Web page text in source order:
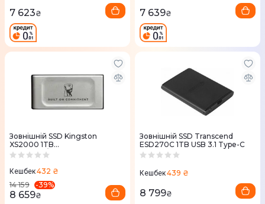
7 623₴ 7 639₴
Зовнiшнiй SSD Kingston
XS2000 1TB
(SXS2000/1000GA) USB 3.2
Кешбек432 ₴
14 159
-39%
8 659₴
Зовнiшнiй SSD Transcend
ESD270C 1TB USB 3.1 Type-C
Кешбек439 ₴
8 799₴